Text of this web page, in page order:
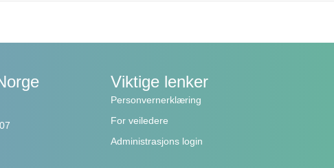
Viktige lenker
Personvernerklæring
For veiledere
Administrasjons login